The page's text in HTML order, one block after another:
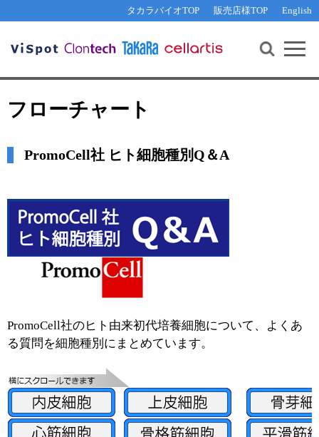
タカラバイオTOP 販売店様TOP English
機能解析・サイレンシング
核酸抽出・精製・標識
PCR・等温増幅
サンプル請求
テクニカルサポートライン
その他 ライセンスに関するご相談
遺伝子組換え生物該当製品
研究支援ツール
Cut-Site Navigator 制限酵素切断サイトの検索
In-Fusion Cloning プライマー設計
リアルタイムPCR（プローブ法）
プライマー・プローブ検索・注文
機器ソフトウェア・ベクター配列ダウンロード
実験ガイド
リアルタイムPCR実験ガイド
遺伝子検査ガイド（食品・水質・家畜他）
NGSポータルサイト
お問い合わせ WEB会員登録
フローチャート
PromoCell社 ヒト細胞種別Q＆A
PromoCell社のヒト由来初代培養細胞について、よくあ
る質問を細胞種別にまとめています。